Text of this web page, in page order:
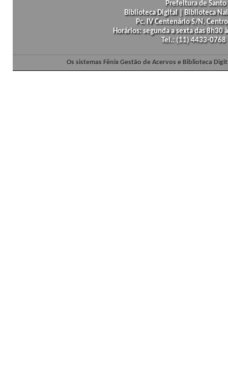
Prefeitura de
Biblioteca Digital | Biblioteca
Pc. IV Centenário S/N,
Horários: segunda a sexta das
Tel.: (11) 4433-
Os sistemas Fênix Gestão de Acervos e Biblioteca